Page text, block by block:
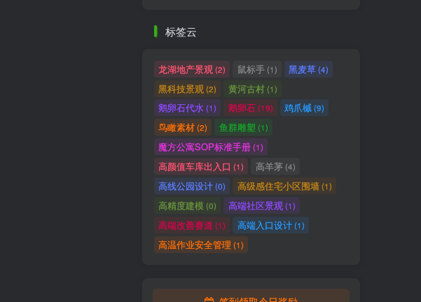
标签云
龙湖地产景观 (2) 鼠标手(1) 黑麦草(4)
黑科技景观 (2) 黄河古村(1)
鹅卵石代水(1) 鹅卵石(19) 鸡爪槭(9)
鸟瞰素材(2) 鱼群雕塑 (1)
魔方公寓SOP标准手册(1)
高颜值车库出入口 (1) 高羊茅(4)
高线公园设计(0) 高级感住宅小区围墙(1)
高精度建模 (0) 高端社区景观 (1)
高端改善赛道 (1) 高端入口设计(1)
高温作业安全管理 (1)